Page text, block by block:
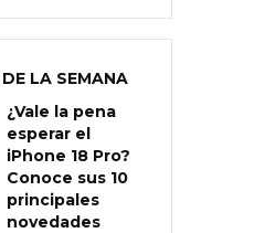
LA SEMANA
¿Vale la pena
esperar el
iPhone 18 Pro?
Conoce sus 10
principales
novedades